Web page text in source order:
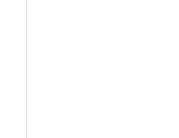
เร
แผ
ต่อ